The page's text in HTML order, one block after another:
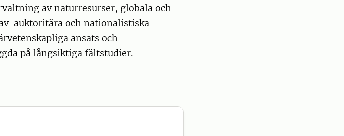
av naturresurser, globala och
auktoritära och nationalistiska
ansats och
på långsiktiga fältstudier.